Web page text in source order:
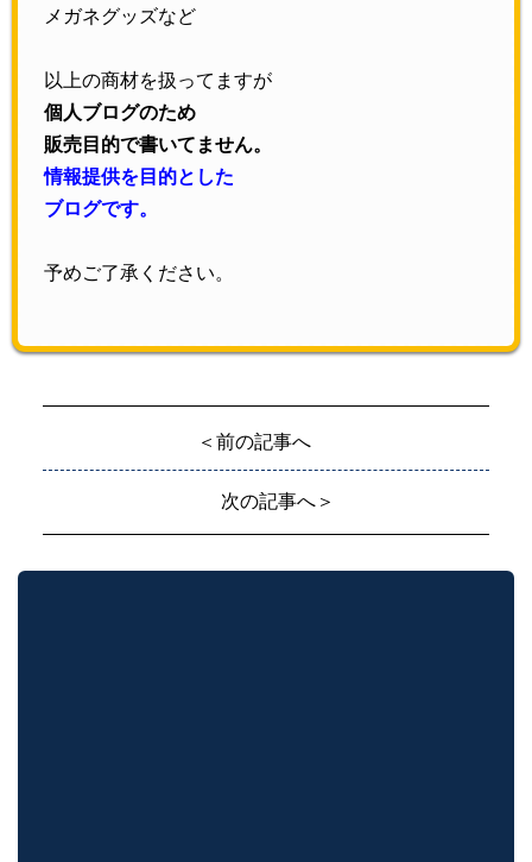
メガネグッズなど
以上の商材を扱ってますが
個人ブログのため
販売目的で書いてません。
情報提供を目的とした
ブログです。
予めご了承ください。
＜前の記事へ
次の記事へ＞